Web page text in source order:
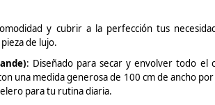
y cubrir a la perfección tus
de lujo.
): Diseñado para secar y envolver todo
una medida generosa de 100 cm de ancho
para tu rutina diaria.